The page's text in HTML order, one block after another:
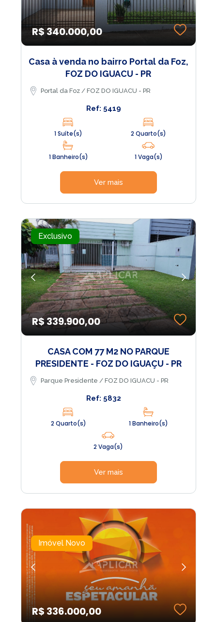
R$ 340.000,00
Casa à venda no bairro Portal da Foz,
FOZ DO IGUACU - PR
Portal da Foz / FOZ DO IGUACU - PR
Ref: 5419
1 Suíte(s) 2 Quarto(s)
1 Banheiro(s) 1 Vaga(s)
Ver mais
Exclusivo
R$ 339.900,00
CASA COM 77 M2 NO PARQUE
PRESIDENTE - FOZ DO IGUAÇU - PR
Parque Presidente / FOZ DO IGUACU - PR
Ref: 5832
2 Quarto(s) 1 Banheiro(s)
2 Vaga(s)
Ver mais
Imóvel Novo
R$ 336.000,00